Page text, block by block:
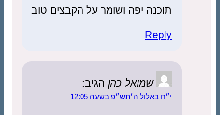
תוכנה יפה ושומר על הקבצים טוב
Reply
שמואל כהן הגיב:
י״ח באלול ה׳תש״פ בשעה 12:05